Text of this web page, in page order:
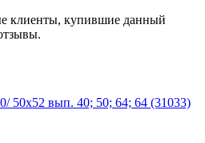
клиенты, купившие данный